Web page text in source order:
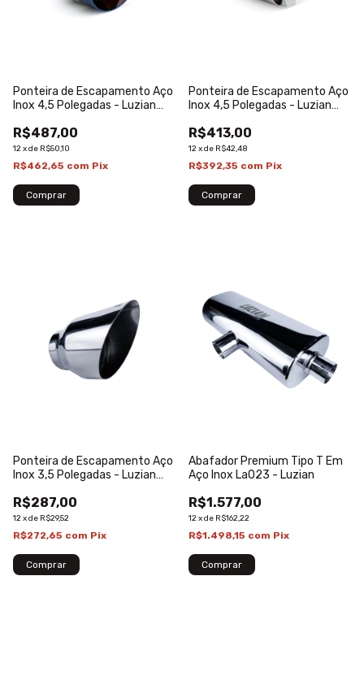
Ponteira de Escapamento Aço
Inox 4,5 Polegadas - Luzian
R$487,00
12xde R$50,10
R$462,65 com Pix
Ponteira de Escapamento Aço
Inox 4,5 Polegadas - Luzian
R$413,00
12xde R$42,48
R$392,35 com Pix
Ponteira de Escapamento Aço
Inox 3,5 Polegadas - Luzian
R$287,00
12xde R$29,52
R$272,65 com Pix
Abafador Premium Tipo T Em
Aço Inox La023 - Luzian
R$1.577,00
12xde R$162,22
R$1.498,15 com Pix